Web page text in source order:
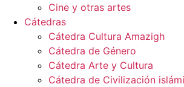
Cine y otras artes
Cátedras
Cátedra Cultura Amazigh
Cátedra de Género
Cátedra Arte y Cultura
Cátedra de Civilización